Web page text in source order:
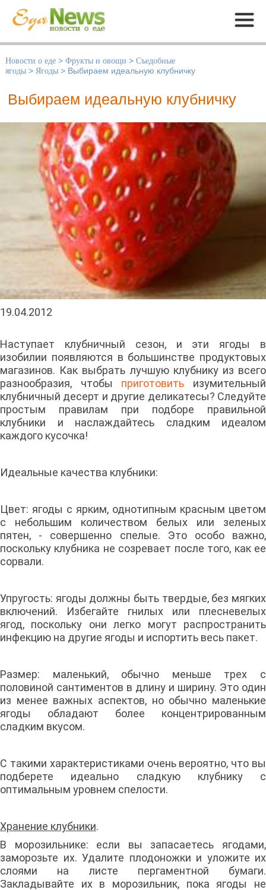
Меню
Новости о еде > Фрукты и овощи > Съедобные
ягоды > Ягоды > Выбираем идеальную клубничку
Выбираем идеальную клубничку
19.04.2012
Наступает клубничный сезон, и эти ягоды в
изобилии появляются в большинстве продуктовых
магазинов. Как выбрать лучшую клубнику из всего
разнообразия, чтобы приготовить изумительный
клубничный десерт и другие деликатесы? Следуйте
простым правилам при подборе правильной
клубники и наслаждайтесь сладким идеалом
каждого кусочка!
Идеальные качества клубники:
Цвет: ягоды с ярким, однотипным красным цветом
с небольшим количеством белых или зеленых
пятен, - совершенно спелые. Это особо важно,
поскольку клубника не созревает после того, как ее
сорвали.
Упругость: ягоды должны быть твердые, без мягких
включений. Избегайте гнилых или плесневелых
ягод, поскольку они легко могут распространить
инфекцию на другие ягоды и испортить весь пакет.
Размер: маленький, обычно меньше трех с
половиной сантиментов в длину и ширину. Это один
из менее важных аспектов, но обычно маленькие
ягоды обладают более концентрированным
сладким вкусом.
С такими характеристиками очень вероятно, что вы
подберете идеально сладкую клубнику с
оптимальным уровнем спелости.
Хранение клубники.
В морозильнике: если вы запасаетесь ягодами,
заморозьте их. Удалите плодоножки и уложите их
слоями на листе пергаментной бумаги.
Закладывайте их в морозильник, пока ягоды не